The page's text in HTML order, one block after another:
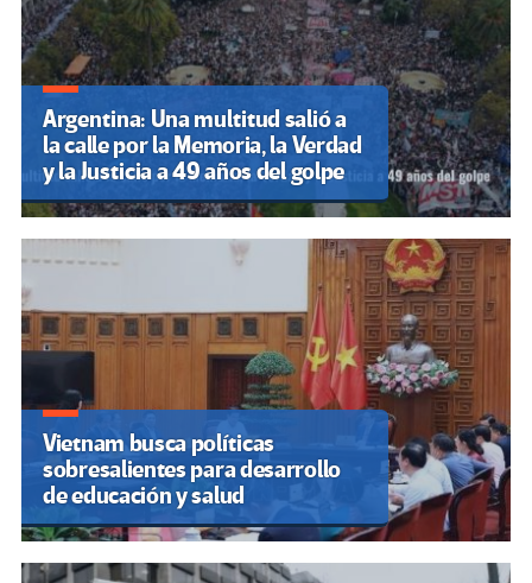
Argentina: Una multitud salió a
la calle por la Memoria, la Verdad
y la Justicia a 49 años del golpe
Vietnam busca políticas
sobresalientes para desarrollo
de educación y salud